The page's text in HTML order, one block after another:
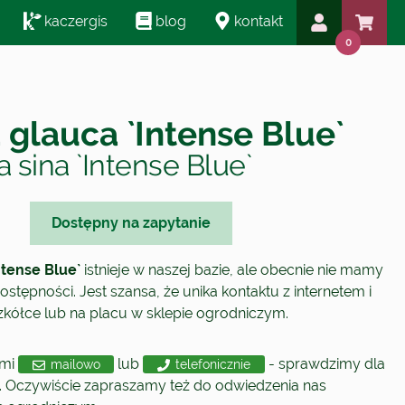
kaczergis blog kontakt
0
`Intense Blue`
sina `Intense Blue`
Dostępny na zapytanie
Blue`istnieje w naszej bazie, ale obecnie nie mamy
Jest szansa, że unika kontaktu z internetem i
lub na placu w sklepie ogrodniczym.
mailowo lub telefonicznie
- sprawdzimy dla
Oczywiście zapraszamy też do odwiedzenia nas